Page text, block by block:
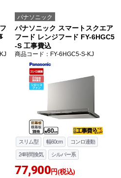
パナソニック
パナソニック スマートスクエア
フード レンジフード FY-6HGC5
-S 工事費込
商品コード ：FY-6HGC5-S-KJ
スリム型 幅60cm コンロ連動
24時間換気 シルバー系
77,900円(税込)